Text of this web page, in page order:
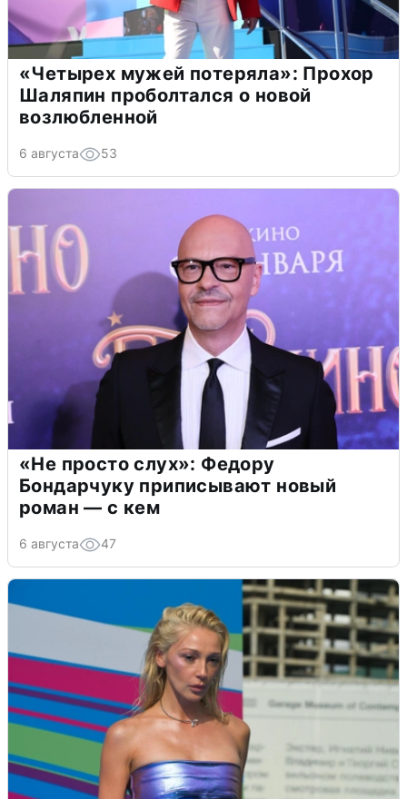
«Четырех мужей потеряла»: Прохор
Шаляпин проболтался о новой
возлюбленной
6 августа 53
«Не просто слух»: Федору
Бондарчуку приписывают новый
роман — с кем
6 августа 47